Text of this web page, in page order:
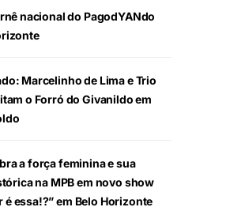
nacional do PagodYANdo
Marcelinho de Lima e Trio
o Forró do Givanildo em
a força feminina e sua
na MPB em novo show
é essa!?” em Belo Horizonte